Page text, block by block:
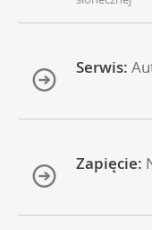
Serwis:
Zapięcie: